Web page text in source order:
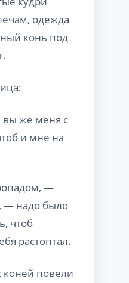
одежда
конь под
вы же меня с
и мне на
—
— надо было
чтоб
растоптал.
коней повели